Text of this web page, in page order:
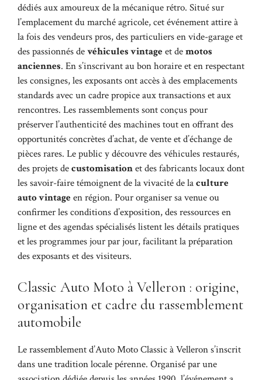
dédiés aux amoureux de la mécanique rétro. Situé sur
l’emplacement du marché agricole, cet événement attire à
la fois des vendeurs pros, des particuliers en vide-garage et
des passionnés devéhicules vintageet demotos
anciennes. En s’inscrivant au bon horaire et en respectant
les consignes, les exposants ont accès à des emplacements
standards avec un cadre propice aux transactions et aux
rencontres. Les rassemblements sont conçus pour
préserver l’authenticité des machines tout en offrant des
opportunités concrètes d’achat, de vente et d’échange de
pièces rares. Le public y découvre des véhicules restaurés,
des projets decustomisationet des fabricants locaux dont
les savoir-faire témoignent de la vivacité de laculture
auto vintageen région. Pour organiser sa venue ou
confirmer les conditions d’exposition, des ressources en
ligne et des agendas spécialisés listent les détails pratiques
et les programmes jour par jour, facilitant la préparation
des exposants et des visiteurs.
Classic Auto Moto à Velleron : origine,
organisation et cadre du rassemblement
automobile
Le rassemblement d’Auto Moto Classic à Velleron s’inscrit
dans une tradition locale pérenne. Organisé par une